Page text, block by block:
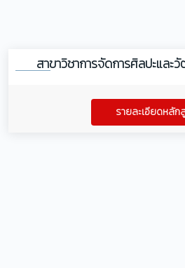
สาขาวิชาการจัดการศิลปะแล
รายละเอียดหลัก